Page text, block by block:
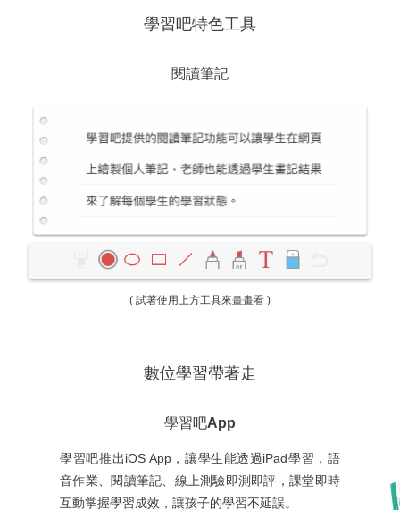
學習吧特色工具
閱讀筆記
( 試著使用上方工具來畫畫看 )
數位學習帶著走
學習吧App
學習吧推出iOS App，讓學生能透過iPad學習，語
音作業、閱讀筆記、線上測驗即測即評，課堂即時
互動掌握學習成效，讓孩子的學習不延誤。